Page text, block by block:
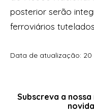
posterior serão
ferroviários
Data de atualização: 20
Subscreva a nossa